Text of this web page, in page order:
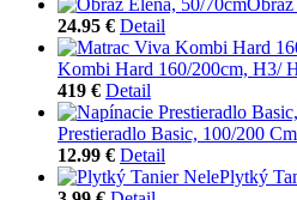
24.95 € Detail
Kombi Hard 160/200cm, H3/
419 € Detail
Prestieradlo Basic, 100/200 Cm
12.99 € Detail
Plytký